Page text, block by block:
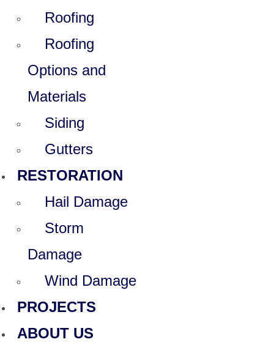
Roofing
Roofing
Options and
Materials
Siding
Gutters
RESTORATION
Hail Damage
Storm
Damage
Wind Damage
PROJECTS
ABOUT US